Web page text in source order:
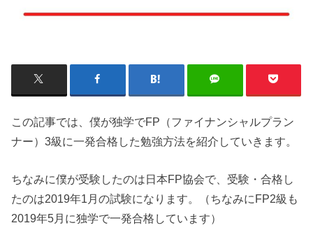
この記事では、僕が独学でFP（ファイナンシャルプラン
ナー）3級に一発合格した勉強方法を紹介していきます。
ちなみに僕が受験したのは日本FP協会で、受験・合格し
たのは2019年1月の試験になります。（ちなみにFP2級も
2019年5月に独学で一発合格しています）